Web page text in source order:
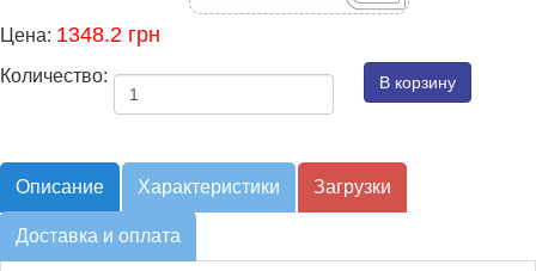
Цена: 1348.2 грн
Количество:
Описание Характеристики Загрузки
Доставка и оплата